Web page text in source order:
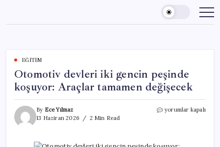
content
EĞITIM
Otomotiv devleri iki gencin peşinde
koşuyor: Araçlar tamamen değişecek
By Ece Yılmaz
13 Haziran 2026
2 Min Read
Otomotiv
yorumlar kapalı